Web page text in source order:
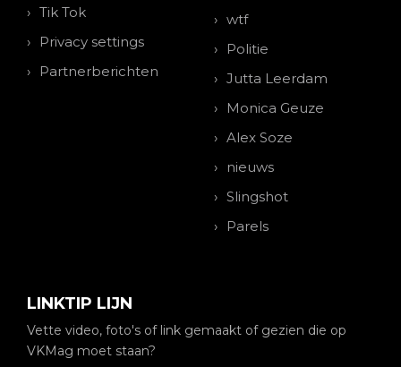
Tik Tok
Privacy settings
Partnerberichten
wtf
Politie
Jutta Leerdam
Monica Geuze
Alex Soze
nieuws
Slingshot
Parels
LINKTIP LIJN
Vette video, foto's of link gemaakt of gezien die op
VKMag moet staan?